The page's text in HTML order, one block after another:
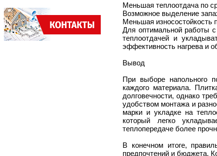
Меньшая теплоотдача по
Возможное выделение
Меньшая износостойкость
Для оптимальной работы
теплоотдачей и
эффективность нагрева и
Вывод
При выборе напольного
каждого материала.
долговечности, однако
удобством монтажа и
марки и укладке на
который легко
теплопередаче более
В конечном итоге,
предпочтений и бюджета.